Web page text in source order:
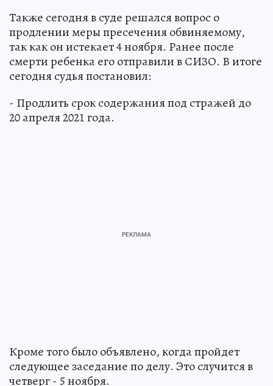
Также сегодня в суде решался вопрос о
продлении меры пресечения обвиняемому,
так как он истекает 4 ноября. Ранее после
смерти ребенка его отправили в СИЗО. В итоге
сегодня судья постановил:
- Продлить срок содержания под стражей до
20 апреля 2021 года.
Кроме того было объявлено, когда пройдет
следующее заседание по делу. Это случится в
четверг - 5 ноября.